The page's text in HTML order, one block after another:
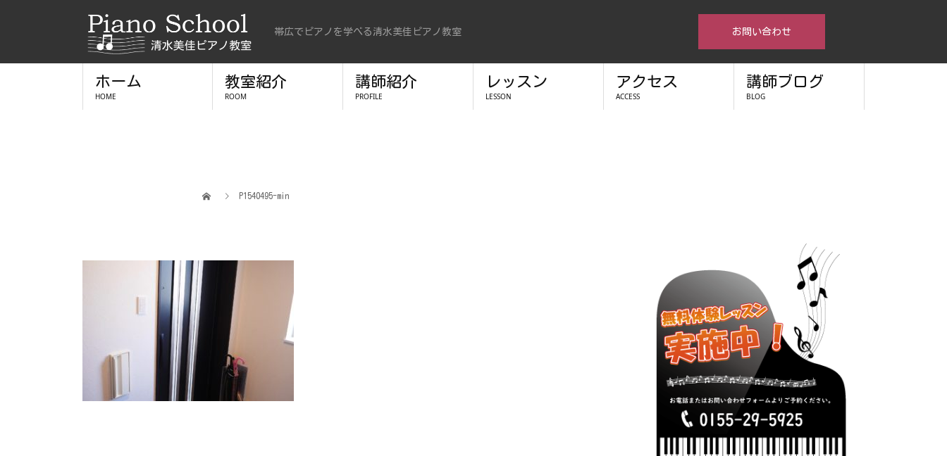
帯広でピアノを学べる清水美佳ピアノ教室 お問い合わせ
ホーム
HOME
教室紹介
ROOM
講師紹介
PROFILE
レッスン
LESSON
アクセス
ACCESS
講師ブログ
BLOG
P1540495-min